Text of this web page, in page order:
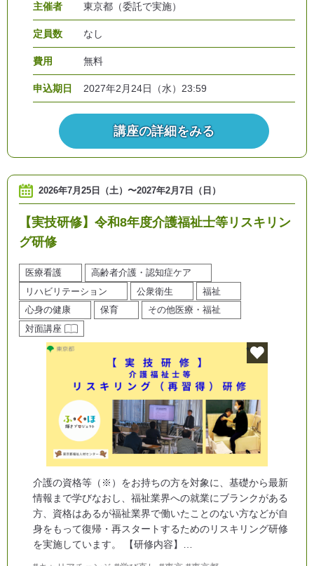
主催者 東京都（委託で実施）
定員数 なし
費用 無料
申込期日 2027年2月24日（水）23:59
講座の詳細をみる
2026年7月25日（土） 〜2027年2月7日（日）
【実技研修】令和8年度介護福祉士等リスキリン
グ研修
医療看護
高齢者介護・認知症ケア
リハビリテーション
公衆衛生
福祉
心身の健康
保育
その他医療・福祉
対面講座
介護の資格等（※）をお持ちの方を対象に、基礎から最新
情報まで学びなおし、福祉業界への就業にブランクがある
方、資格はあるが福祉業界で働いたことのない方などが自
身をもって復帰・再スタートするためのリスキリング研修
を実施しています。 【研修内容】…